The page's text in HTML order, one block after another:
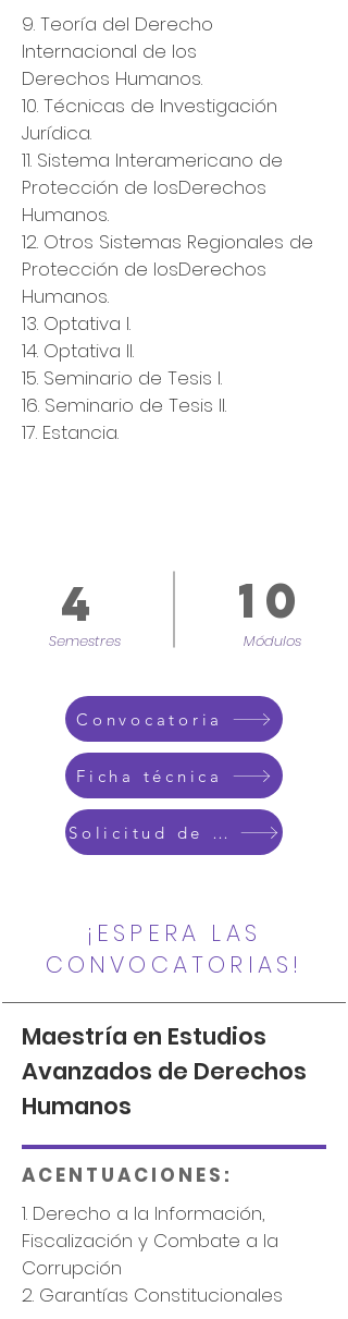
9. Teoría del Derecho
Internacional de los
Derechos Humanos.
10. Técnicas de Investigación
Jurídica.
11. Sistema Interamericano de
Protección de losDerechos
Humanos.
12. Otros Sistemas Regionales de
Protección de losDerechos
Humanos.
13. Optativa I.
14. Optativa II.
15. Seminario de Tesis I.
16. Seminario de Tesis II.
17. Estancia.
4
Semestres
10
Módulos
Convocatoria
Ficha técnica
Solicitud de admisión
¡ESPERA LAS
CONVOCATORIAS!
Maestría en Estudios
Avanzados de Derechos
Humanos
A C E N T U A C I O N E S :
1. Derecho a la Información,
Fiscalización y Combate a la
Corrupción
2. Garantías Constitucionales